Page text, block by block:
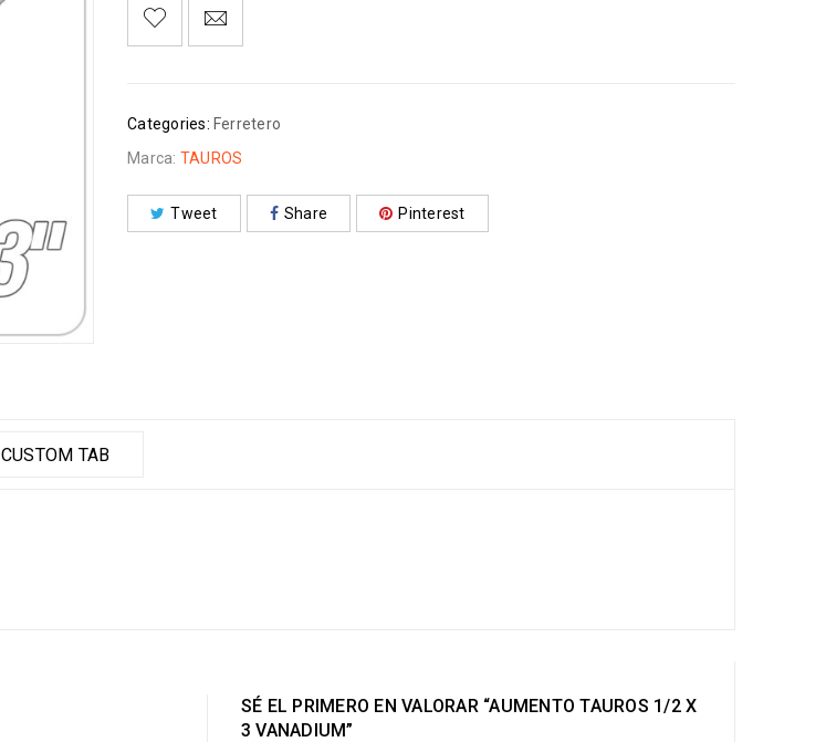
Categories: Ferretero
Marca: TAUROS
Tweet Share Pinterest
CUSTOM TAB
SÉ EL PRIMERO EN VALORAR “AUMENTO TAUROS 1/2 X
3 VANADIUM”